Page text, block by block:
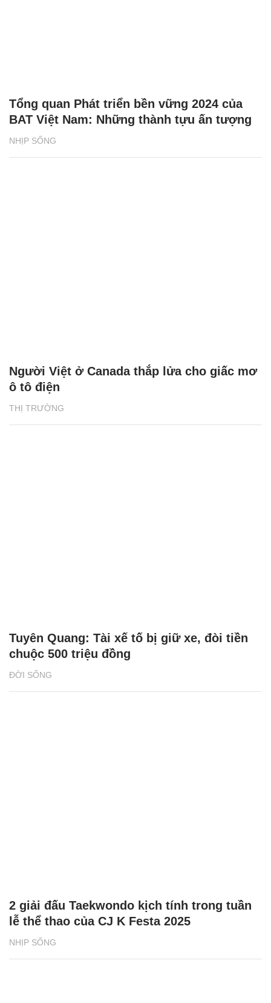
NHỊP SỐNG
Tổng quan Phát triển bền vững 2024 của
BAT Việt Nam: Những thành tựu ấn tượng
THỊ TRƯỜNG
Người Việt ở Canada thắp lửa cho giấc mơ
ô tô điện
ĐỜI SỐNG
Tuyên Quang: Tài xế tố bị giữ xe, đòi tiền
chuộc 500 triệu đồng
NHỊP SỐNG
2 giải đấu Taekwondo kịch tính trong tuần
lễ thể thao của CJ K Festa 2025